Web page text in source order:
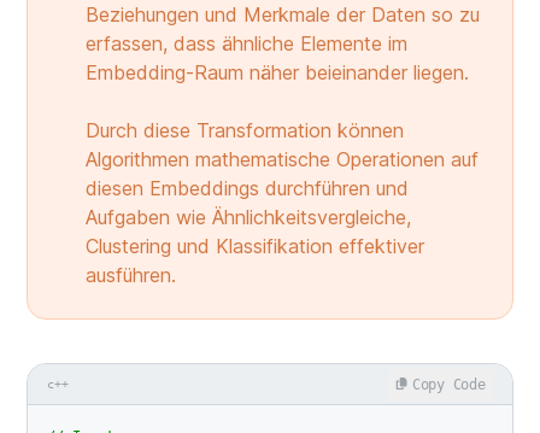
Beziehungen und Merkmale der Daten so zu
erfassen, dass ähnliche Elemente im
Embedding-Raum näher beieinander liegen.
Durch diese Transformation können
Algorithmen mathematische Operationen auf
diesen Embeddings durchführen und
Aufgaben wie Ähnlichkeitsvergleiche,
Clustering und Klassifikation effektiver
ausführen.
Copy Code
c++